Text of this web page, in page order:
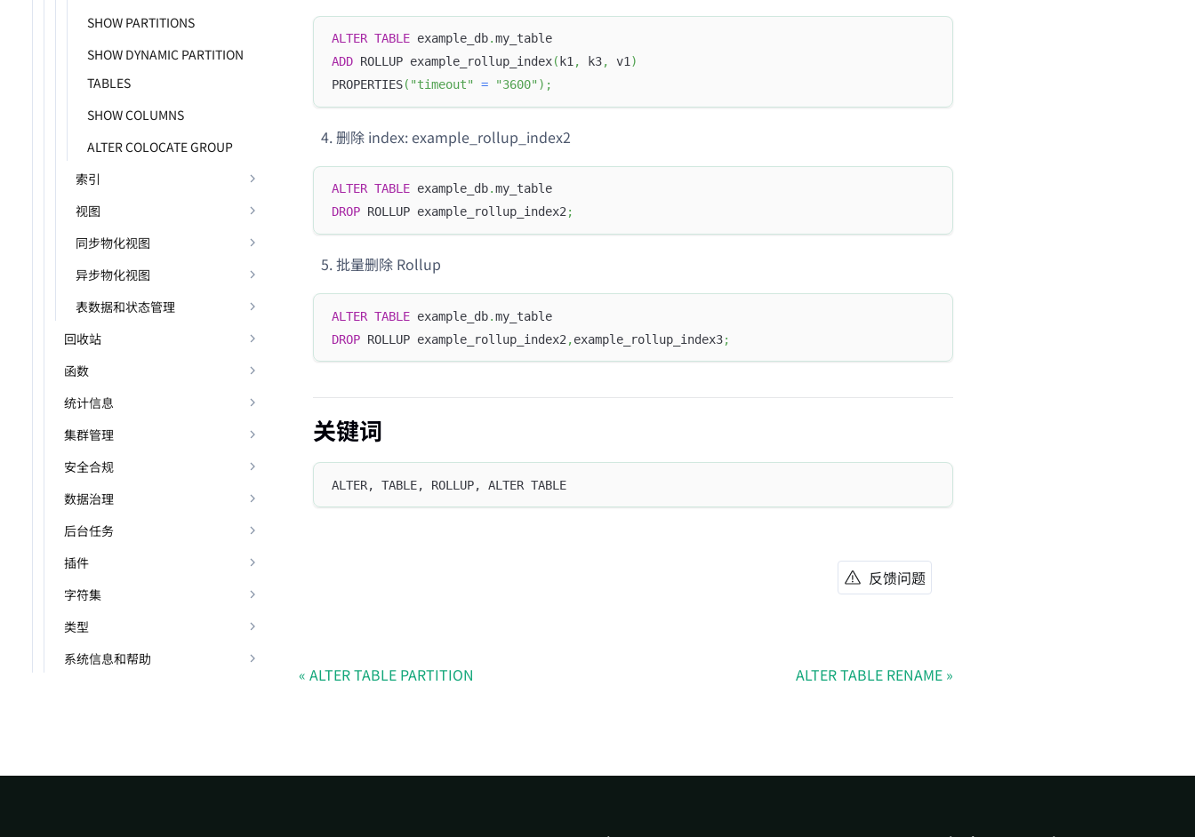
SHOW PARTITIONS
SHOW DYNAMIC PARTITION
TABLES
SHOW COLUMNS
ALTER COLOCATE GROUP
索引
视图
同步物化视图
异步物化视图
表数据和状态管理
回收站
函数
统计信息
集群管理
安全合规
数据治理
后台任务
插件
字符集
类型
系统信息和帮助
ALTER TABLE example_db.my_table
ADD ROLLUP example_rollup_index( k1 , k3, v1 )
PROPERTIES( "timeout" = "3600" ) ;
删除 index: example_rollup_index2
ALTER TABLE example_db.my_table
DROP ROLLUP example_rollup_index2;
批量删除 Rollup
ALTER TABLE example_db.my_table
DROP ROLLUP example_rollup_index2 ,example_rollup_index3;
关键词
ALTER, TABLE, ROLLUP, ALTER TABLE
反馈问题
ALTER TABLE PARTITION ALTER TABLE RENAME